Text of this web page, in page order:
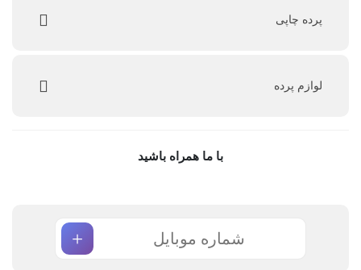
پرده چاپی
لوازم پرده
با ما همراه باشید
+